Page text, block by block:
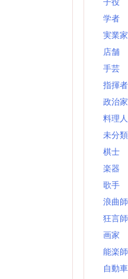
学者
実業家
店舗
手芸
指揮者
政治家
料理人
未分類
棋士
楽器
歌手
浪曲師
狂言師
画家
能楽師
自動車